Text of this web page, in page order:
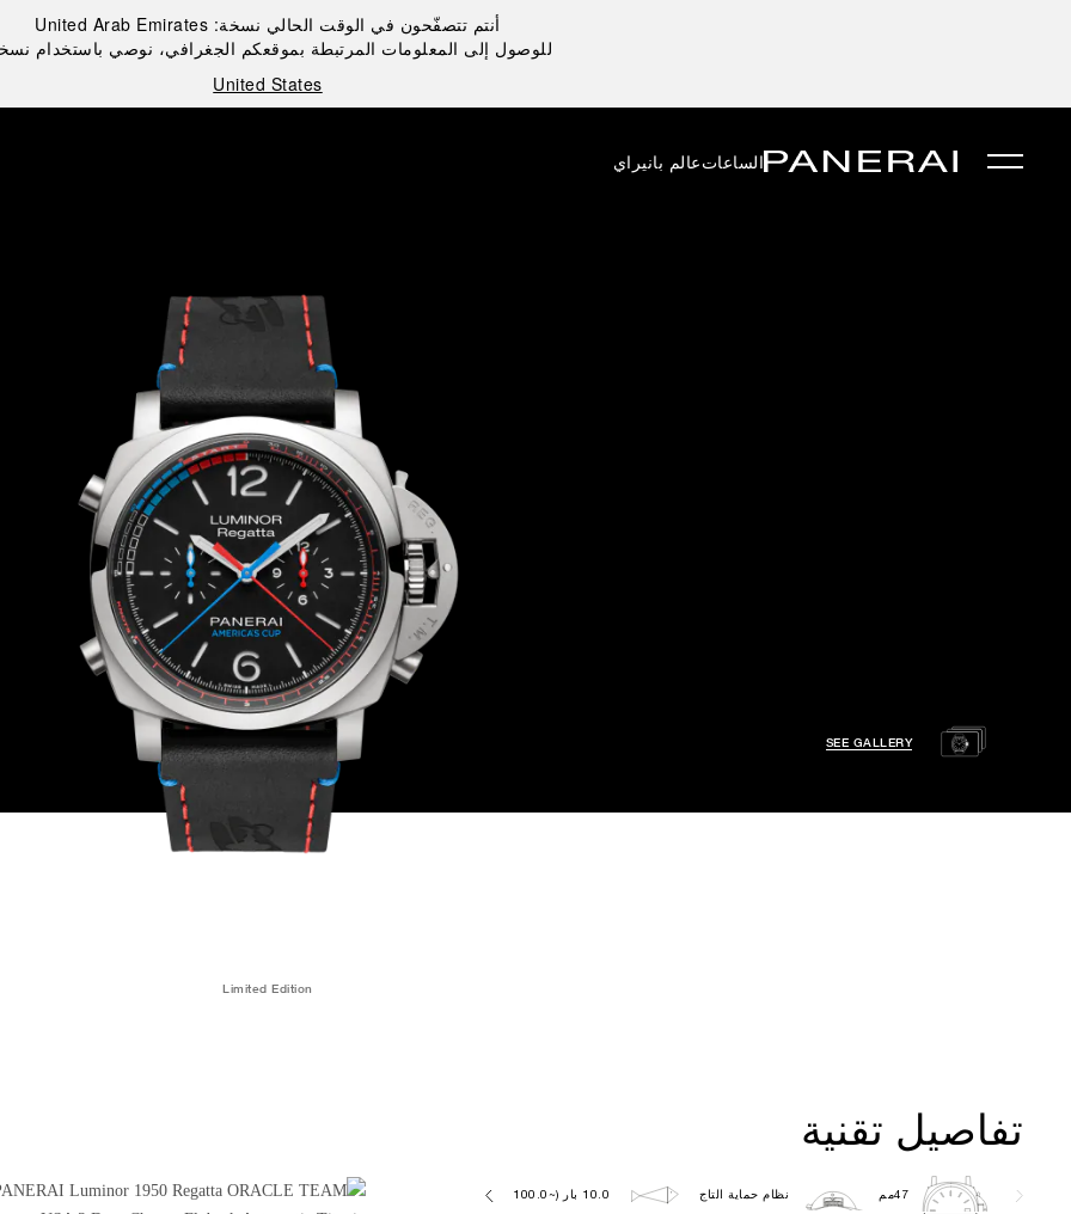
أنتم تتصفّحون في الوقت الحالي نسخة: United Arab Emirates
للوصول إلى المعلومات المرتبطة بموقعكم الجغرافي، نوصي باستخدام
United States
الساعاتعالم بانيراي
SEE GALLERY
Limited Edition
تفاصيل تقنية
47مم نظام حماية التاج 10.0 بار (~100.0 متر) P9100/R
153.0G